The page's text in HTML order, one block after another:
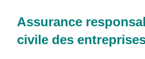
Assurance
civile des